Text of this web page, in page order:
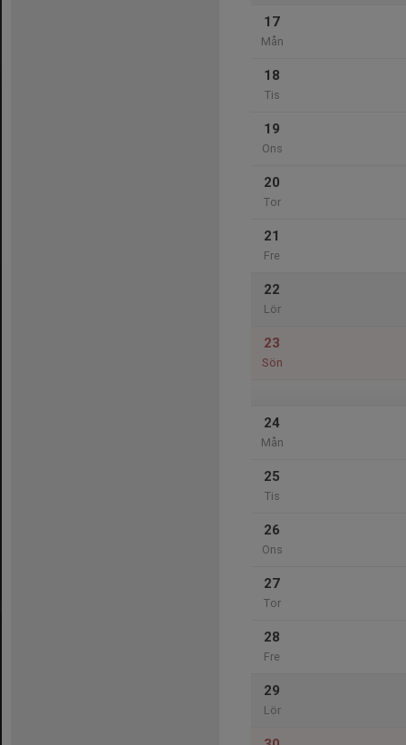
17
Mån
18
Tis
19
Ons
20
Tor
21
Fre
22
Lör
23
Sön
24
Mån
25
Tis
26
Ons
27
Tor
28
Fre
29
Lör